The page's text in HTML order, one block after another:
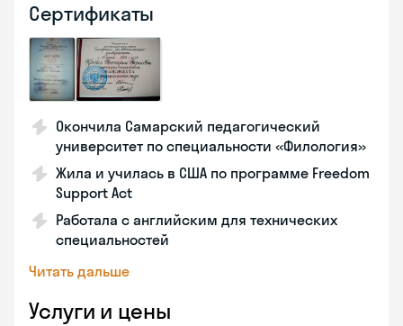
Сертификаты
Окончила Самарский педагогический
университет по специальности «Филология»
Жила и училась в США по программе Freedom
Support Act
Работала с английским для технических
специальностей
Читать дальше
Услуги и цены